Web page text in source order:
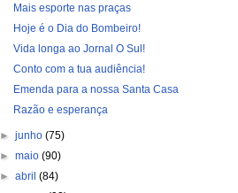
Mais esporte nas praças
Hoje é o Dia do Bombeiro!
Vida longa ao Jornal O Sul!
Conto com a tua audiência!
Emenda para a nossa Santa Casa
Razão e esperança
►junho(75)
►maio(90)
►abril(84)